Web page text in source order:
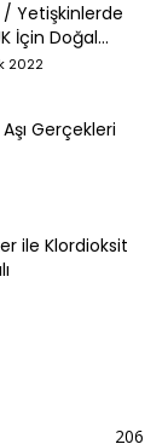
Yetişkinlerde
İçin Doğal...
2022
Gerçekleri
ile Klordioksit
206